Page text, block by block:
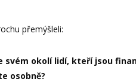
přemýšleli:
svém okolí lidí, kteří jsou
osobně?